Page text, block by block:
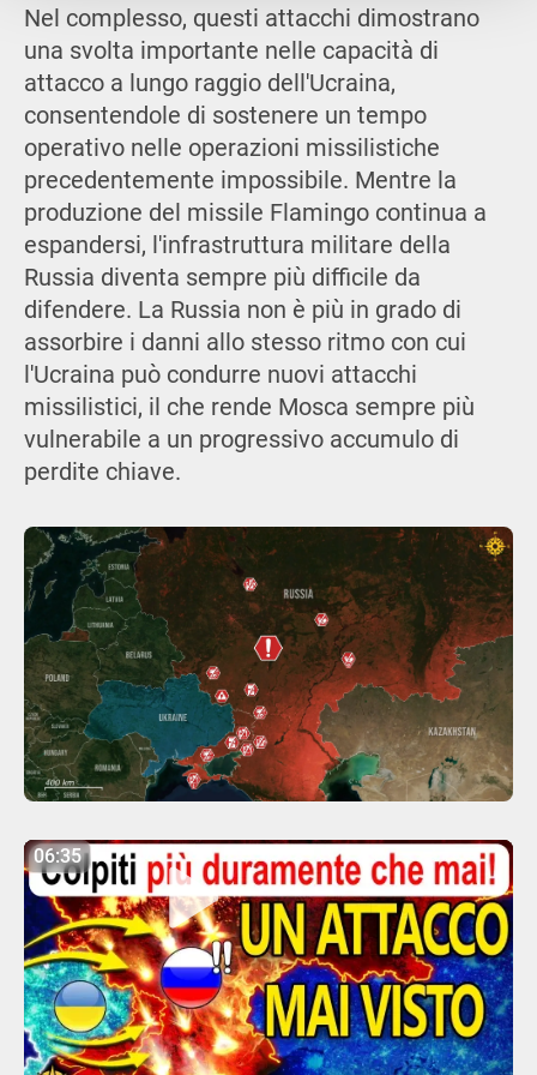
Nel complesso, questi attacchi dimostrano
una svolta importante nelle capacità di
attacco a lungo raggio dell'Ucraina,
consentendole di sostenere un tempo
operativo nelle operazioni missilistiche
precedentemente impossibile. Mentre la
produzione del missile Flamingo continua a
espandersi, l'infrastruttura militare della
Russia diventa sempre più difficile da
difendere. La Russia non è più in grado di
assorbire i danni allo stesso ritmo con cui
l'Ucraina può condurre nuovi attacchi
missilistici, il che rende Mosca sempre più
vulnerabile a un progressivo accumulo di
perdite chiave.
06:35